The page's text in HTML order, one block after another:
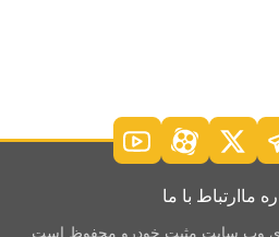
ما ارتباط با ما